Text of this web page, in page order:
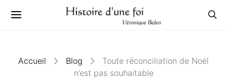
Accueil Blog
Toute réconciliation de Noël
n’est pas souhaitable